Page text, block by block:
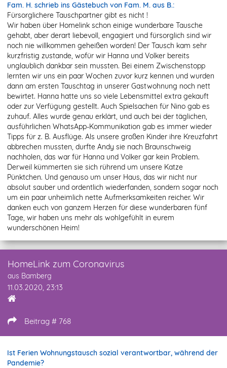
Fam. H. schrieb ins Gästebuch von Fam. M. aus B.:
Fürsorglichere Tauschpartner gibt es nicht !
Wir haben über Homelink schon einige wunderbare Tausche
gehabt, aber derart liebevoll, engagiert und fürsorglich sind wir
noch nie willkommen geheißen worden! Der Tausch kam sehr
kurzfristig zustande, wofür wir Hanna und Volker bereits
unglaublich dankbar sein mussten. Bei einem Zwischenstopp
lernten wir uns ein paar Wochen zuvor kurz kennen und wurden
dann am ersten Tauschtag in unserer Gastwohnung noch nett
bewirtet. Hanna hatte uns so viele Lebensmittel extra gekauft
oder zur Verfügung gestellt. Auch Spielsachen für Nino gab es
zuhauf. Alles wurde genau erklärt, und auch bei der täglichen,
ausführlichen WhatsApp-Kommunikation gab es immer wieder
Tipps für z. B. Ausflüge. Als unsere großen Kinder ihre Kreuzfahrt
abbrechen mussten, durfte Andy sie nach Braunschweig
nachholen, das war für Hanna und Volker gar kein Problem.
Derweil kümmerten sie sich rührend um unsere Katze
Pünktchen. Und genauso um unser Haus, das wir nicht nur
absolut sauber und ordentlich wiederfanden, sondern sogar noch
um ein paar unheimlich nette Aufmerksamkeiten reicher. Wir
danken euch von ganzem Herzen für diese wunderbaren fünf
Tage, wir haben uns mehr als wohlgefühlt in eurem
wunderschönen Heim!
HomeLink zum Coronavirus
aus Bamberg
11.03.2020, 23:13
Beitrag # 768
Ist Ferien Wohnungstausch sozial verantwortbar, während der
Pandemie?